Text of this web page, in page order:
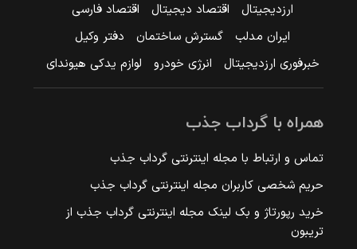
ارزدیجیتال
اقتصاد دیجیتال
اقتصاد فارسی
ایران مدلب
گسترش ساختمان
دفتر وکیل
خبرفوری ارزدیجیتال
انرژی خودرو لوازم یدکی هیوندای
همراه با گرداب جذب
تماس و ارتباط با مجله اینترنتی گرداب جذب
حریم شخصی کاربران مجله اینترنتی گرداب جذب
خرید رپورتاژ و بک لینک مجله اینترنتی گرداب جذب از
تریبون